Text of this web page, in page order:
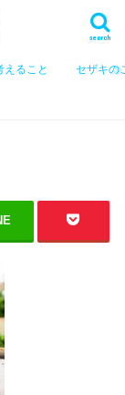
search
えること セザキの